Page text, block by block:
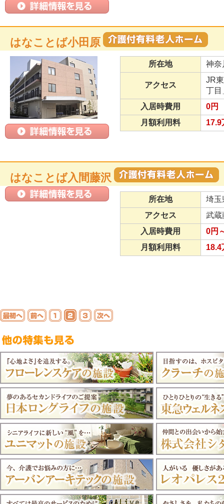
はなことば小田原
所在地 神奈
アクセス
JR
丁目
入居時費用
0円
月額利用料
17.9
はなことば入間藤沢
所在地
埼玉
アクセス
武蔵
入居時費用
0円
月額利用料
18.4